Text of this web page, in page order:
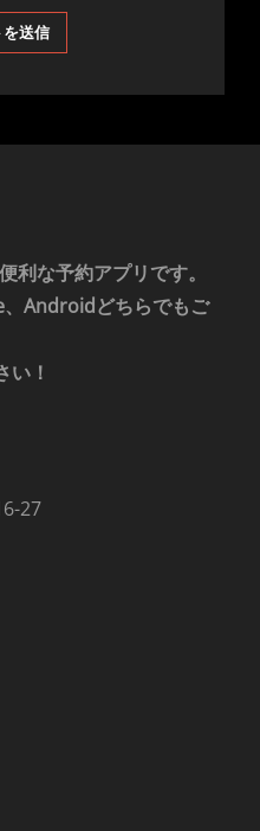
利な予約アプリです。
Androidどちらでもご
い！
27